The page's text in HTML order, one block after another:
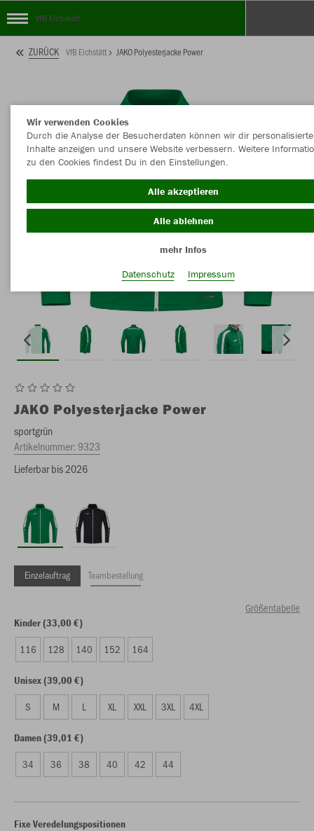
VfB Eichstätt
ZURÜCK VfB Eichstätt JAKO Polyesterjacke Power
JAKO Polyesterjacke Power
sportgrün
Artikelnummer:9323
Lieferbar bis 2026
Einzelauftrag Teambestellung
Größentabelle
Kinder (33,00 €)
116 128 140 152 164
Unisex (39,00 €)
S M L XL XXL 3XL 4XL
Damen (39,01 €)
34 36 38 40 42 44
Fixe Veredelungspositionen
Wir verwenden Cookies
Durch die Analyse der Besucherdaten können wir dir personalisierte
Inhalte anzeigen und unsere Website verbessern. Weitere
zu den Cookies findest Du in den Einstellungen.
Alle akzeptieren
Alle ablehnen
mehr Infos
Datenschutz
Impressum